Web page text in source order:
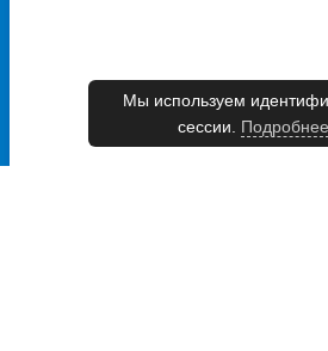
Мы используем
сессии. Подробнее